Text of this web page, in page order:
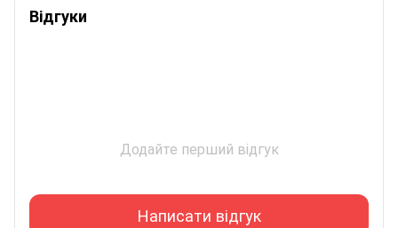
Відгуки
Додайте перший відгук
Написати відгук